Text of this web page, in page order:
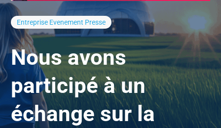
Entreprise Evenement Presse
Nous avons
participé à un
échange sur la